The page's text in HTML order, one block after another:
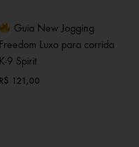
Guia New Jogging
Freedom Luxo para corrida
K-9 Spirit
R$ 121,00